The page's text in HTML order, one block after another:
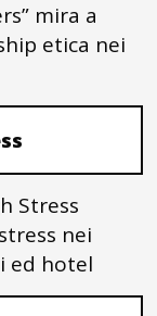
mira a
etica nei
Stress
nei
ed hotel